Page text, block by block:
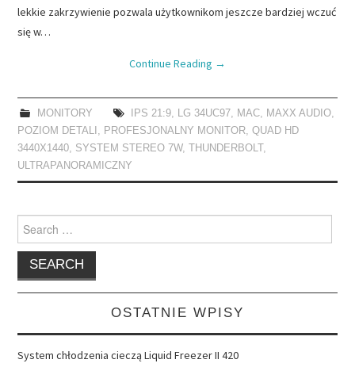
lekkie zakrzywienie pozwala użytkownikom jeszcze bardziej wczuć
się w…
Continue Reading →
MONITORY IPS 21:9, LG 34UC97, MAC, MAXX AUDIO,
POZIOM DETALI , PROFESJONALNY MONITOR,QUAD HD
3440X1440, SYSTEM STEREO 7W, THUNDERBOLT ,
ULTRAPANORAMICZNY
Search
for:
OSTATNIE WPISY
System chłodzenia cieczą Liquid Freezer II 420